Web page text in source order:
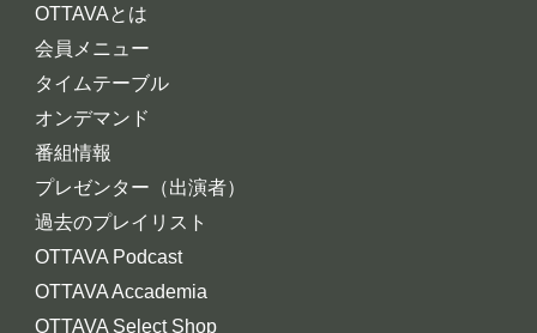
OTTAVAとは
会員メニュー
タイムテーブル
オンデマンド
番組情報
プレゼンター（出演者）
過去のプレイリスト
OTTAVA Podcast
OTTAVA Accademia
OTTAVA Select Shop